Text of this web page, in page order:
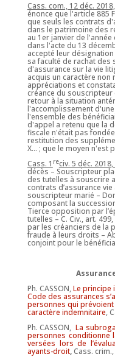
Cass. com., 12 déc.
énonce que l'article 885
que seuls les contrats
dans le patrimoine des
au 1er janvier de
dans l'acte du 13
accepté leur désignation
sa faculté de rachat
d'assurance sur la vie
acquis un caractère non
appréciations et
créance du
retour à la situation
l'accomplissement
l'ensemble des
d'appel a retenu que la
fiscale n'était pas
restitution des
X... ; que le moyen n'est
Cass. 1 reciv. 5 déc. 2018,
décès – Souscripteur
des tutelles à souscrire
contrats d’assurance
souscripteur marié –
composant la
Tierce opposition par
tutelles – C. Civ., art.
par les créanciers de la
fraude à leurs droits –
conjoint pour le
Ph. CASSON,Le principe
Code des assurances
personnes qui
caractère indemnitaire,
Ph. CASSON,La
personnes conditionne
versées lors de
ayants-droit,Cass.